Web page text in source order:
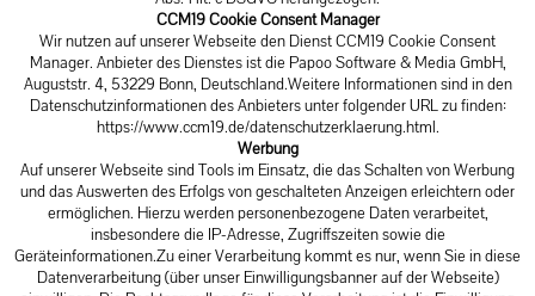
CCM19 Cookie Consent Manager
Wir nutzen auf unserer Webseite den Dienst CCM19 Cookie Consent
Manager. Anbieter des Dienstes ist die Papoo Software & Media GmbH,
Auguststr. 4, 53229 Bonn, Deutschland.Weitere Informationen sind in den
Datenschutzinformationen des Anbieters unter folgender URL zu finden:
https://www.ccm19.de/datenschutzerklaerung.html.
Werbung
Auf unserer Webseite sind Tools im Einsatz, die das Schalten von Werbung
und das Auswerten des Erfolgs von geschalteten Anzeigen erleichtern oder
ermöglichen. Hierzu werden personenbezogene Daten verarbeitet,
insbesondere die IP-Adresse, Zugriffszeiten sowie die
Geräteinformationen.Zu einer Verarbeitung kommt es nur, wenn Sie in diese
Datenverarbeitung (über unser Einwilligungsbanner auf der Webseite)